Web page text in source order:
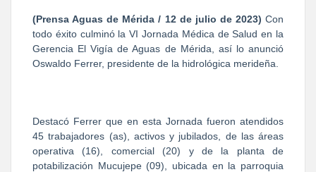
(Prensa Aguas de Mérida / 12 de julio de 2023) Con
todo éxito culminó la VI Jornada Médica de Salud en la
Gerencia El Vigía de Aguas de Mérida, así lo anunció
Oswaldo Ferrer, presidente de la hidrológica merideña.
Destacó Ferrer que en esta Jornada fueron atendidos
45 trabajadores (as), activos y jubilados, de las áreas
operativa (16), comercial (20) y de la planta de
potabilización Mucujepe (09), ubicada en la parroquia